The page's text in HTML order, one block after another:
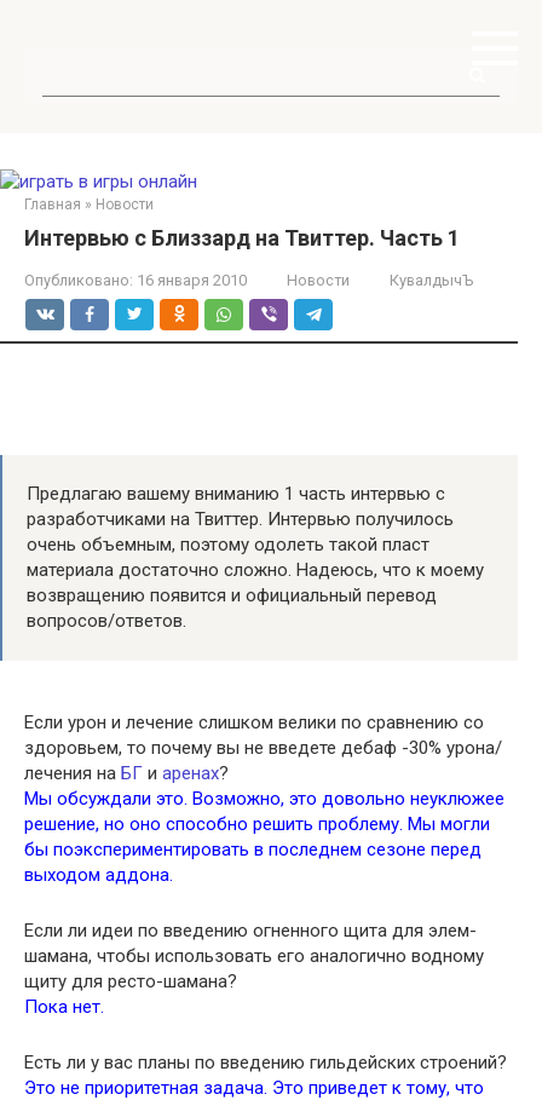
Главная » Новости
Интервью с Близзард на Твиттер. Часть 1
Опубликовано: 16 января 2010 Новости КувалдычЪ
Предлагаю вашему вниманию 1 часть интервью с
разработчиками на Твиттер. Интервью получилось
очень объемным, поэтому одолеть такой пласт
материала достаточно сложно. Надеюсь, что к моему
возвращению появится и официальный перевод
вопросов/ответов.
Если урон и лечение слишком велики по сравнению со
здоровьем, то почему вы не введете дебаф -30% урона/
лечения на БГ и аренах?
Мы обсуждали это. Возможно, это довольно неуклюжее
решение, но оно способно решить проблему. Мы могли
бы поэкспериментировать в последнем сезоне перед
выходом аддона.
Если ли идеи по введению огненного щита для элем-
шамана, чтобы использовать его аналогично водному
щиту для ресто-шамана?
Пока нет.
Есть ли у вас планы по введению гильдейских строений?
Это не приоритетная задача. Это приведет к тому, что